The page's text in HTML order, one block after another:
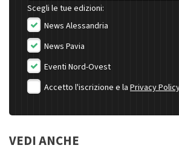
Scegli le tue edizioni:
News Alessandria
News Pavia
Eventi Nord-Ovest
Accetto l'iscrizione e la Privacy
VEDI ANCHE